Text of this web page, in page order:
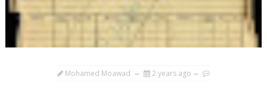
Mohamed Moawad 2 years ago